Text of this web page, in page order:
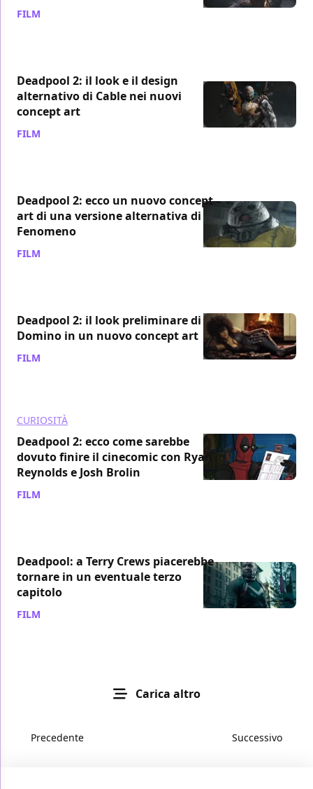
FILM
Deadpool 2: il look e il design
alternativo di Cable nei nuovi
concept art
FILM
Deadpool 2: ecco un nuovo concept
art di una versione alternativa di
Fenomeno
FILM
Deadpool 2: il look preliminare di
Domino in un nuovo concept art
FILM
CURIOSITÀ
Deadpool 2: ecco come sarebbe
dovuto finire il cinecomic con Ryan
Reynolds e Josh Brolin
FILM
Deadpool: a Terry Crews piacerebbe
tornare in un eventuale terzo
capitolo
FILM
Carica altro
Precedente Successivo